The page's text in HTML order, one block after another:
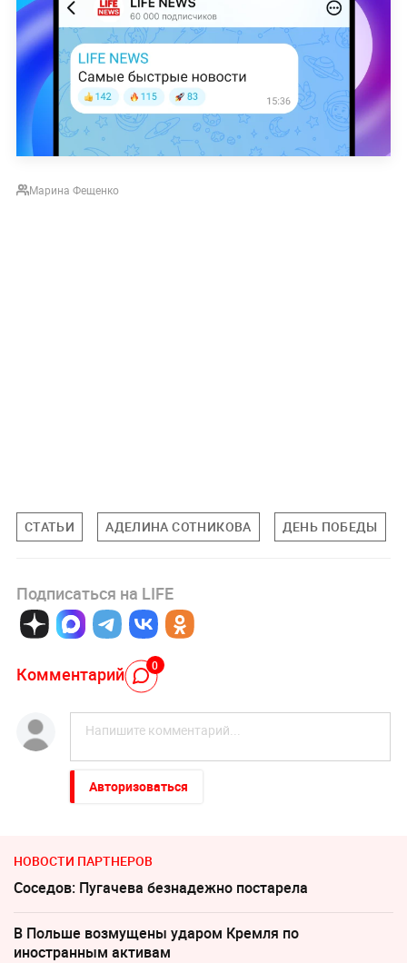
Марина Фещенко
СТАТЬИ АДЕЛИНА СОТНИКОВА ДЕНЬ ПОБЕДЫ
Подписаться на LIFE
Комментарий 0
Авторизоваться
НОВОСТИ ПАРТНЕРОВ
Соседов: Пугачева безнадежно постарела
В Польше возмущены ударом Кремля по
иностранным активам